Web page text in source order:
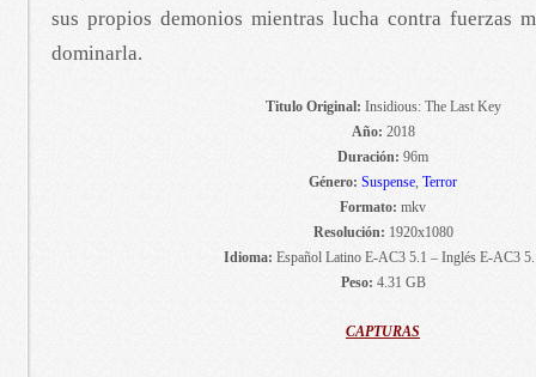
sus propios demonios mientras lucha contra fuerzas
dominarla.
Titulo Original: Insidious: The Last Key
Año: 2018
Duración: 96m
Género: Suspense, Terror
Formato: mkv
Resolución: 1920x1080
Idioma: Español Latino E-AC3 5.1 – Inglés E-AC3
Peso: 4.31 GB
CAPTURAS